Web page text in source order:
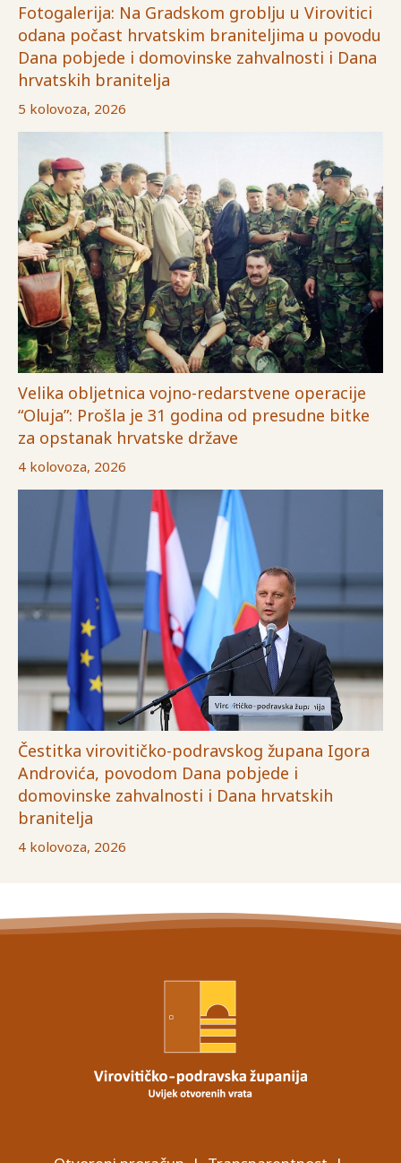
Fotogalerija: Na Gradskom groblju u Virovitici
odana počast hrvatskim braniteljima u povodu
Dana pobjede i domovinske zahvalnosti i Dana
hrvatskih branitelja
5 kolovoza, 2026
Velika obljetnica vojno-redarstvene operacije
“Oluja”: Prošla je 31 godina od presudne bitke
za opstanak hrvatske države
4 kolovoza, 2026
Čestitka virovitičko-podravskog župana Igora
Androvića, povodom Dana pobjede i
domovinske zahvalnosti i Dana hrvatskih
branitelja
4 kolovoza, 2026